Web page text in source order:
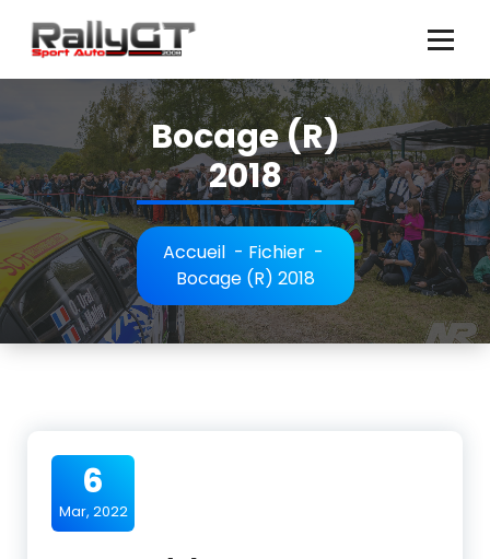
contenu
Bocage (R)
2018
Accueil- Fichier-
Bocage (R) 2018
6
Mar, 2022